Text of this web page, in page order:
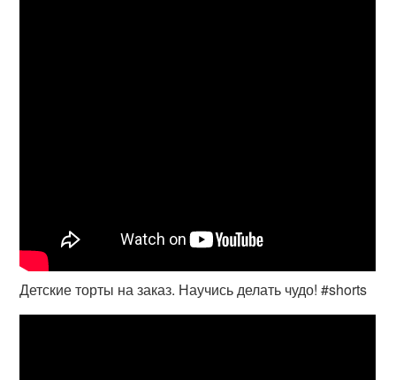
Детские торты на заказ. Научись делать чудо! #shorts